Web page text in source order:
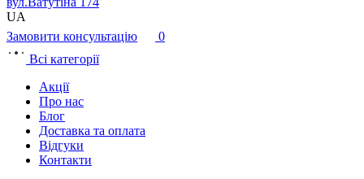
UA
Замовити консультацію
0
Всі категорії
Акції
Про нас
Блог
Доставка та оплата
Відгуки
Контакти